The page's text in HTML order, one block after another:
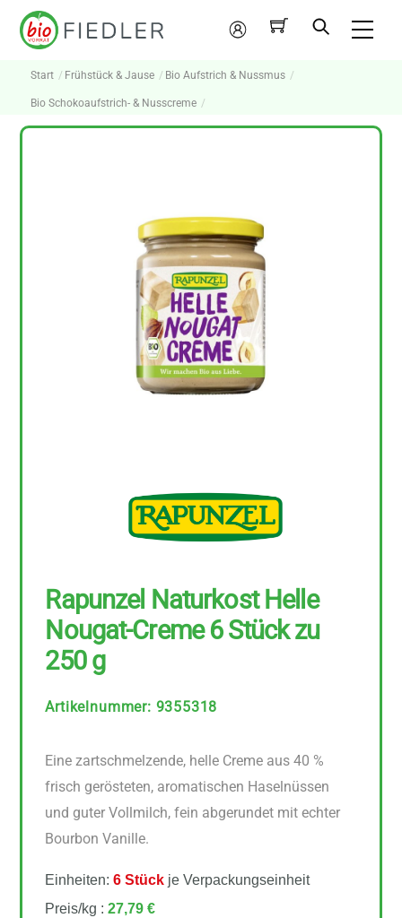
Skip
Mein
Konto
Start Frühstück & Jause Bio Aufstrich & Nussmus
Bio Schokoaufstrich- & Nusscreme
Rapunzel Naturkost Helle
Nougat-Creme 6 Stück zu
250 g
Artikelnummer: 9355318
Eine zartschmelzende, helle Creme aus 40 %
frisch gerösteten, aromatischen Haselnüssen
und guter Vollmilch, fein abgerundet mit echter
Bourbon Vanille.
Einheiten:6 Stück je Verpackungseinheit
Preis/kg :27,79 €